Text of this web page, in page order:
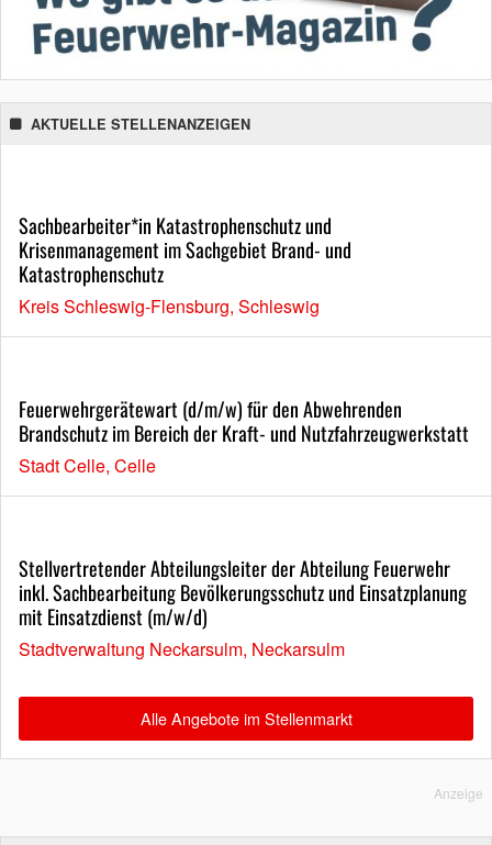
AKTUELLE STELLENANZEIGEN
Sachbearbeiter*in Katastrophenschutz und
Krisenmanagement im Sachgebiet Brand- und
Katastrophenschutz
Kreis Schleswig-Flensburg, Schleswig
Feuerwehrgerätewart (d/m/w) für den Abwehrenden
Brandschutz im Bereich der Kraft- und Nutzfahrzeugwerkstatt
Stadt Celle, Celle
Stellvertretender Abteilungsleiter der Abteilung Feuerwehr
inkl. Sachbearbeitung Bevölkerungsschutz und Einsatzplanung
mit Einsatzdienst (m/w/d)
Stadtverwaltung Neckarsulm, Neckarsulm
Alle Angebote im Stellenmarkt
Anzeige